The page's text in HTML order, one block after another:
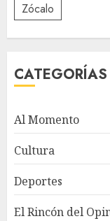
Zócalo
CATEGORÍAS
Al Momento
Cultura
Deportes
El Rincón del